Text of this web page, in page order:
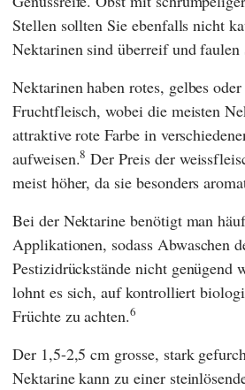
Stellen sollten Sie ebenfalls nicht
Nektarinen sind überreif und faulen
Nektarinen haben rotes, gelbes oder
Fruchtfleisch, wobei die meisten
attraktive rote Farbe in
aufweisen.8 Der Preis der
meist höher, da sie besonders
Bei der Nektarine benötigt man
Applikationen, sodass Abwaschen
Pestizidrückstände nicht genügend
lohnt es sich, auf kontrolliert
Früchte zu achten.6
Der 1,5-2,5 cm grosse, stark
Nektarine kann zu einer